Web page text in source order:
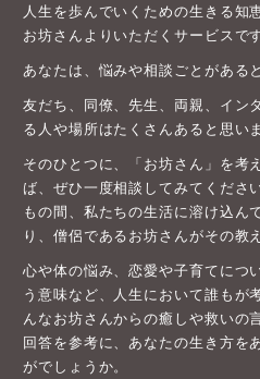
人生を歩んでいくための生きる知
お坊さんよりいただくサービスです
あなたは、悩みや相談ごとがある
友だち、同僚、先生、両親、イン
る人や場所はたくさんあると思い
そのひとつに、「お坊さん」を考
ば、ぜひ一度相談してみてくださ
もの間、私たちの生活に溶け込ん
り、僧侶であるお坊さんがその教
心や体の悩み、恋愛や子育てにつ
う意味など、人生において誰もが
んなお坊さんからの癒しや救いの
回答を参考に、あなたの生き方を
がでしょうか。